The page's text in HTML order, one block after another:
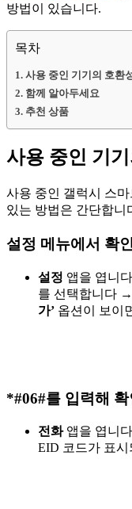
방법이 있습니다.
목차
사용 중인 기기의 호환
함께 알아두세요
추천 상품
사용 중인 기
사용 중인 갤럭시 스
있는 방법은 간단합니
설정 메뉴에서 확
설정 앱을 엽니다
를 선택합니다 →
가’ 옵션이 보이
*#06#를 입력해 확
전화 앱을 엽니다
EID 코드가 표